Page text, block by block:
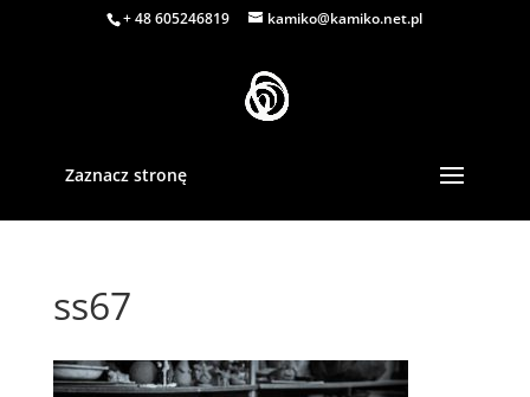
+ 48 605246819 kamiko@kamiko.net.pl
Zaznacz stronę
ss67